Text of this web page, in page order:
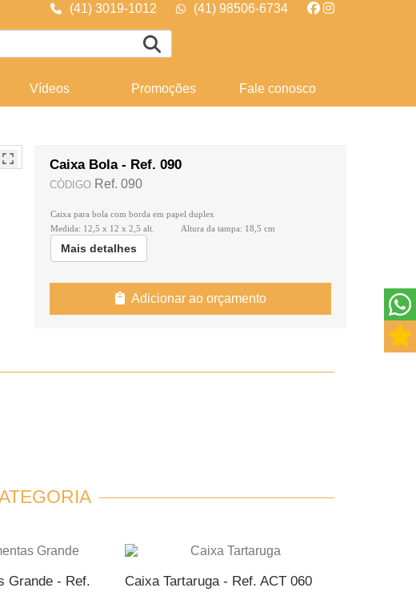
(41) 3019-1012 (41) 98506-6734
Vídeos Promoções Fale conosco
Caixa Bola - Ref. 090
CÓDIGO Ref. 090
Caixa para bola com borda em papel duplex
Medida: 12,5 x 12 x 2,5 alt. Altura da tampa: 18,5 cm
Mais detalhes
Adicionar ao orçamento
Grande - Ref.
Caixa Tartaruga - Ref. ACT 060